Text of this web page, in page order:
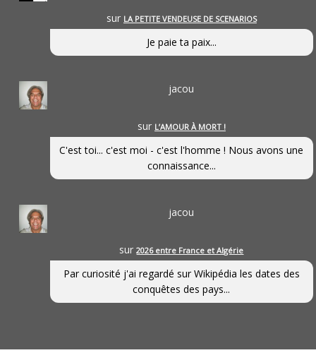
sur LA PETITE VENDEUSE DE SCENARIOS
Je paie ta paix...
jacou
sur L’AMOUR À MORT !
C'est toi... c'est moi - c'est l'homme ! Nous avons une
connaissance...
jacou
sur2026 entre France et Algérie
Par curiosité j'ai regardé sur Wikipédia les dates des
conquêtes des pays...